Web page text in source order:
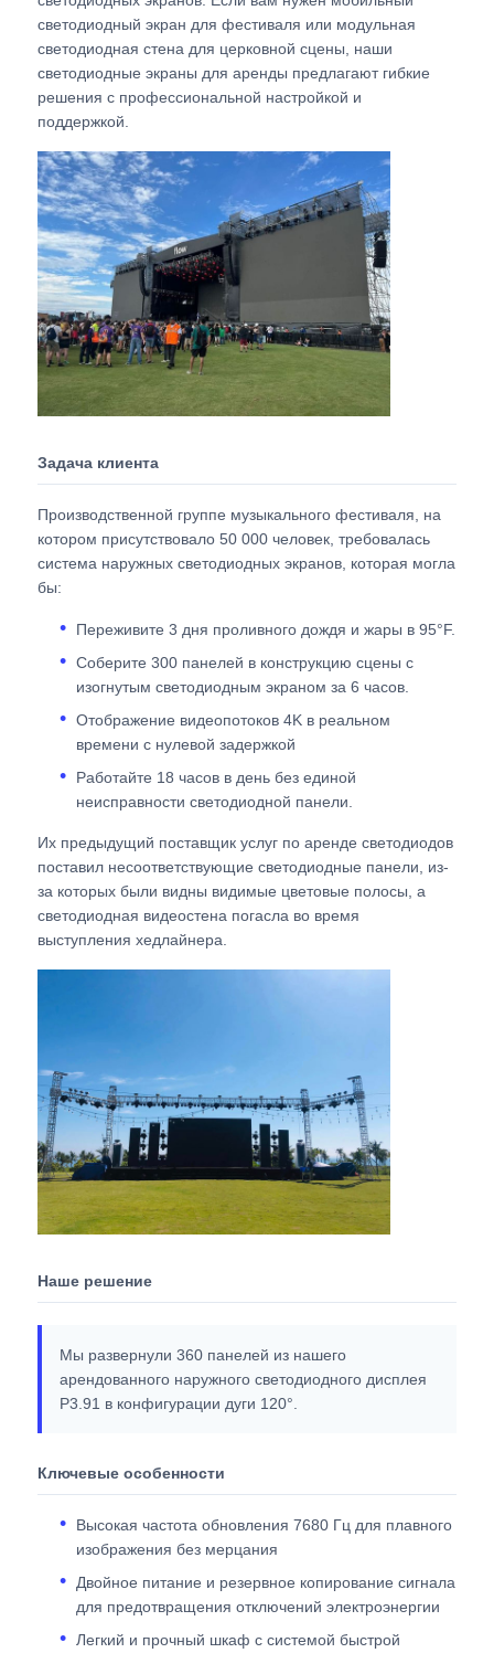
Запросить расценки
Светодиодный видеостенный дисплей
Светодиодный экран дисплея
Экран СИД концерта
Аренда экрана с светодиодными экранами
Светодиодная видеостена COB
Прозрачный светодиодный дисплей
SMD LED экран
Наружный светодиодный рекламный щит
светодиодный экран для фестиваля или модульная
светодиодная стена для церковной сцены, наши
светодиодные экраны для аренды предлагают гибкие
решения с профессиональной настройкой и
поддержкой.
Задача клиента
Производственной группе музыкального фестиваля, на
котором присутствовало 50 000 человек, требовалась
система наружных светодиодных экранов, которая могла
бы:
Переживите 3 дня проливного дождя и жары в 95°F.
Соберите 300 панелей в конструкцию сцены с
изогнутым светодиодным экраном за 6 часов.
Отображение видеопотоков 4K в реальном
времени с нулевой задержкой
Работайте 18 часов в день без единой
неисправности светодиодной панели.
Их предыдущий поставщик услуг по аренде светодиодов
поставил несоответствующие светодиодные панели, из-
за которых были видны видимые цветовые полосы, а
светодиодная видеостена погасла во время
выступления хедлайнера.
Наше решение
Мы развернули 360 панелей из нашего
арендованного наружного светодиодного дисплея
P3.91 в конфигурации дуги 120°.
Ключевые особенности
Высокая частота обновления 7680 Гц для плавного
изображения без мерцания
Двойное питание и резервное копирование сигнала
для предотвращения отключений электроэнергии
Легкий и прочный шкаф с системой быстрой